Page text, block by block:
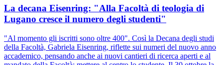
La decana Eisenring: "Alla Facoltà di teologia di
Lugano cresce il numero degli studenti"
"Al momento gli iscritti sono oltre 400". Così la Decana degli studi
della Facoltà, Gabriela Eisenring, riflette sui numeri del nuovo anno
accademico, pensando anche ai nuovi cantieri di ricerca aperti e al